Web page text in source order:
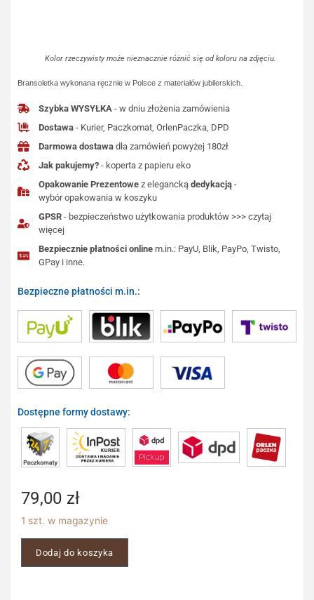
Kolor rzeczywisty może nieznacznie różnić się od koloru na zdjęciu.
Bransoletka wykonana ręcznie w Polsce z materiałów jubilerskich.
Szybka WYSYŁKA - w dniu złożenia zamówienia
Dostawa - Kurier, Paczkomat, OrlenPaczka, DPD
Darmowa dostawa dla zamówień powyżej 180zł
Jak pakujemy? - koperta z papieru eko
Opakowanie Prezentowe z eleganckądedykacją -
wybór opakowania w koszyku
GPSR - bezpieczeństwo użytkowania produktów >>> czytaj
więcej
Bezpiecznie płatności online m.in.: PayU, Blik, PayPo, Twisto,
GPay i inne.
Bezpieczne płatności m.in.:
Dostępne formy dostawy:
79,00 zł
1 szt. w magazynie
Dodaj do koszyka